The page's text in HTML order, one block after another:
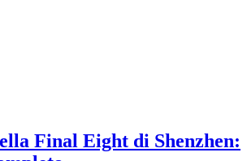
Final Eight di Shenzhen: